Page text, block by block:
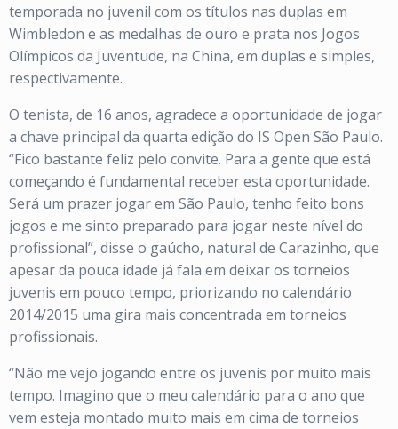
temporada no juvenil com os títulos nas duplas em
Wimbledon e as medalhas de ouro e prata nos Jogos
Olímpicos da Juventude, na China, em duplas e simples,
respectivamente.
O tenista, de 16 anos, agradece a oportunidade de jogar
a chave principal da quarta edição do IS Open São Paulo.
“Fico bastante feliz pelo convite. Para a gente que está
começando é fundamental receber esta oportunidade.
Será um prazer jogar em São Paulo, tenho feito bons
jogos e me sinto preparado para jogar neste nível do
profissional”, disse o gaúcho, natural de Carazinho, que
apesar da pouca idade já fala em deixar os torneios
juvenis em pouco tempo, priorizando no calendário
2014/2015 uma gira mais concentrada em torneios
profissionais.
“Não me vejo jogando entre os juvenis por muito mais
tempo. Imagino que o meu calendário para o ano que
vem esteja montado muito mais em cima de torneios